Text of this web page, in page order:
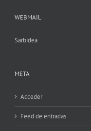
WEBMAIL
Sarbidea
META
Acceder
Feed de entradas